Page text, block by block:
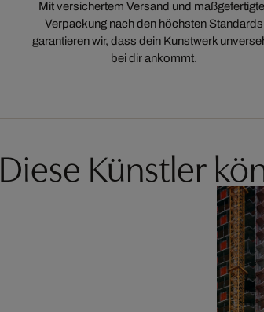
Mit versichertem Versand und
Verpackung nach den höchsten Standards
garantieren wir, dass dein Kunstwerk
bei dir ankommt.
Diese Künstler